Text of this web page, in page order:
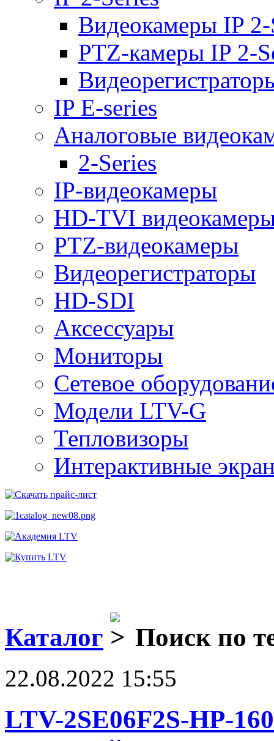
Видеокамеры IP 2-
PTZ-камеры IP 2-
IP E-series
Аналоговые
2-Series
IP-видеокамеры
HD-TVI
PTZ-видеокамеры
Видеорегистраторы
HD-SDI
Аксессуары
Мониторы
Сетевое
Модели LTV-G
Тепловизоры
Интерактивные
Каталог Поиск по
22.08.2022 15:55
LTV-2SE06F2S-HP-